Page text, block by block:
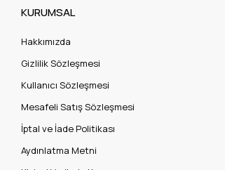
KURUMSAL
Hakkımızda
Gizlilik Sözleşmesi
Kullanıcı Sözleşmesi
Mesafeli Satış Sözleşmesi
İptal ve İade Politikası
Aydınlatma Metni